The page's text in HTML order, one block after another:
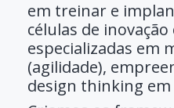
em treinar e
células de inovação
especializadas em
(agilidade),
design thinking em